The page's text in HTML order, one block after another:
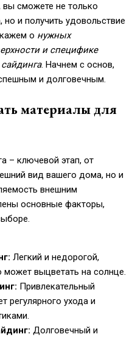
сможете не только
но и получить удовольствие
о нужных
и специфике
. Начнем с основ,
и долговечным.
материалы для
– ключевой этап, от
вид вашего дома, но и
внешним
основные факторы,
Легкий и недорогой,
может выцветать на солнце.
Привлекательный
регулярного ухода и
Долговечный и